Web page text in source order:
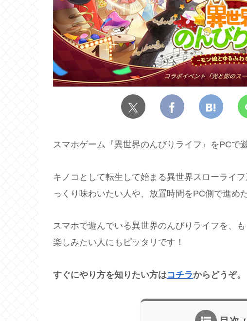
スマホゲーム『異世界のんびりライフ』をPCで
キノコとして転生して始まる異世界スローライ
っくり味わいたい人や、放置時間をPC側で進め
スマホで遊んでいる異世界のんびりライフを、
楽しみたい人にもピッタリです！
すぐにやり方を知りたい方はコチラからどうぞ。